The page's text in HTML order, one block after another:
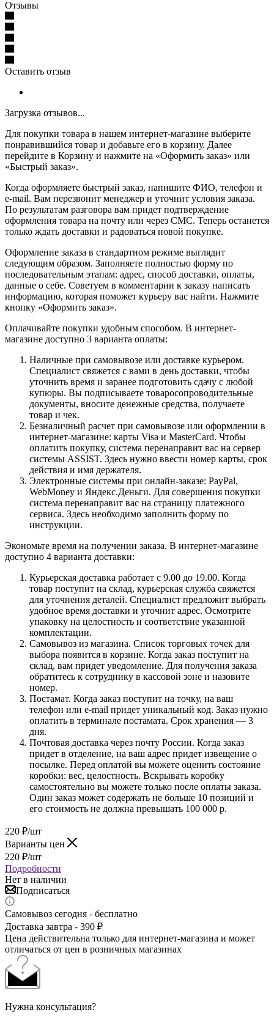
Отзывы
Оставить отзыв
Загрузка отзывов...
Для покупки товара в нашем интернет-магазине выберите
понравившийся товар и добавьте его в корзину. Далее
перейдите в Корзину и нажмите на «Оформить заказ» или
«Быстрый заказ».
Когда оформляете быстрый заказ, напишите ФИО, телефон и
e-mail. Вам перезвонит менеджер и уточнит условия заказа.
По результатам разговора вам придет подтверждение
оформления товара на почту или через СМС. Теперь останется
только ждать доставки и радоваться новой покупке.
Оформление заказа в стандартном режиме выглядит
следующим образом. Заполняете полностью форму по
последовательным этапам: адрес, способ доставки, оплаты,
данные о себе. Советуем в комментарии к заказу написать
информацию, которая поможет курьеру вас найти. Нажмите
кнопку «Оформить заказ».
Оплачивайте покупки удобным способом. В интернет-
магазине доступно 3 варианта оплаты:
Наличные при самовывозе или доставке курьером.
Специалист свяжется с вами в день доставки, чтобы
уточнить время и заранее подготовить сдачу с любой
купюры. Вы подписываете товаросопроводительные
документы, вносите денежные средства, получаете
товар и чек.
Безналичный расчет при самовывозе или оформлении в
интернет-магазине: карты Visa и MasterCard. Чтобы
оплатить покупку, система перенаправит вас на сервер
системы ASSIST. Здесь нужно ввести номер карты, срок
действия и имя держателя.
Электронные системы при онлайн-заказе: PayPal,
WebMoney и Яндекс.Деньги. Для совершения покупки
система перенаправит вас на страницу платежного
сервиса. Здесь необходимо заполнить форму по
инструкции.
Экономьте время на получении заказа. В интернет-магазине
доступно 4 варианта доставки:
Курьерская доставка работает с 9.00 до 19.00. Когда
товар поступит на склад, курьерская служба свяжется
для уточнения деталей. Специалист предложит выбрать
удобное время доставки и уточнит адрес. Осмотрите
упаковку на целостность и соответствие указанной
комплектации.
Самовывоз из магазина. Список торговых точек для
выбора появится в корзине. Когда заказ поступит на
склад, вам придет уведомление. Для получения заказа
обратитесь к сотруднику в кассовой зоне и назовите
номер.
Постамат. Когда заказ поступит на точку, на ваш
телефон или e-mail придет уникальный код. Заказ нужно
оплатить в терминале постамата. Срок хранения — 3
дня.
Почтовая доставка через почту России. Когда заказ
придет в отделение, на ваш адрес придет извещение о
посылке. Перед оплатой вы можете оценить состояние
коробки: вес, целостность. Вскрывать коробку
самостоятельно вы можете только после оплаты заказа.
Один заказ может содержать не больше 10 позиций и
его стоимость не должна превышать 100 000 р.
220 ₽/шт
Варианты цен
220 ₽/шт
Подробности
Нет в наличии
Подписаться
Самовывоз сегодня - бесплатно
Доставка завтра - 390 ₽
Цена действительна только для интернет-магазина и может
отличаться от цен в розничных магазинах
Нужна консультация?